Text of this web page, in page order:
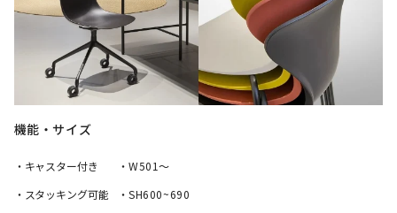
機能・サイズ
・キャスター付き
・スタッキング可能
・W501〜
・SH600~690